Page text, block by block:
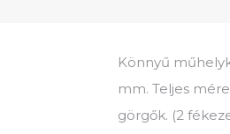
Könnyű
mm. Teljes
görgők. (2